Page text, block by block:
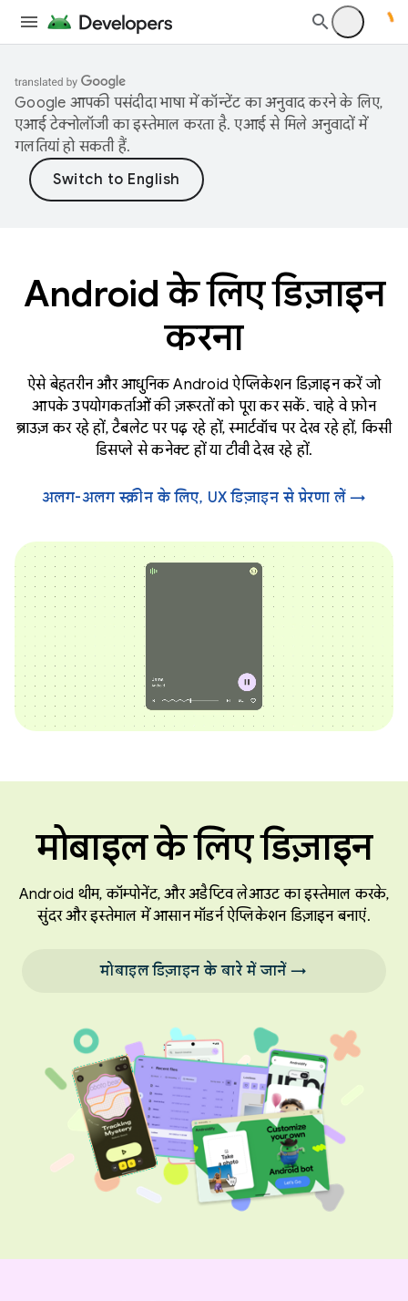
Google आपकी पसंदीदा भाषा में कॉन्टेंट का अनुवाद करने के लिए,
एआई टेक्नोलॉजी का इस्तेमाल करता है. एआई से मिले अनुवादों में
गलतियां हो सकती हैं.
Android के लिए डिज़ाइन
करना
ऐसे बेहतरीन और आधुनिक Android ऐप्लिकेशन डिज़ाइन करें जो
आपके उपयोगकर्ताओं की ज़रूरतों को पूरा कर सकें. चाहे वे फ़ोन
ब्राउज़ कर रहे हों, टैबलेट पर पढ़ रहे हों, स्मार्टवॉच पर देख रहे हों, किसी
डिसप्ले से कनेक्ट हों या टीवी देख रहे हों.
अलग-अलग स्क्रीन के लिए, UX डिज़ाइन से प्रेरणा लें →
मोबाइल के लिए डिज़ाइन
Android थीम, कॉम्पोनेंट, और अडैप्टिव लेआउट का इस्तेमाल करके,
सुंदर और इस्तेमाल में आसान मॉडर्न ऐप्लिकेशन डिज़ाइन बनाएं.
मोबाइल डिज़ाइन के बारे में जानें →